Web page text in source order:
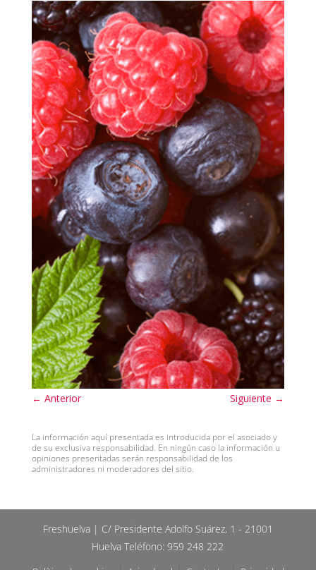
← Anterior Siguiente →
La información aquí presentada es introducida por el asociado y
de su exclusiva responsabilidad. En ningún caso la información u
opiniones presentadas serán responsabilidad de los
administradores ni moderadores del sitio.
Freshuelva | C/ Presidente Adolfo Suárez, 1 - 21001
Huelva Teléfono: 959 248 222